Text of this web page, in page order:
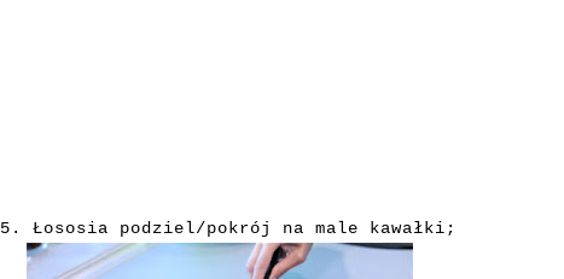
5. Łososia podziel/pokrój na male kawałki;